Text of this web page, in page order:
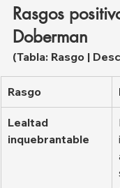
Rasgos
Doberman
(Tabla: Rasgo |
Rasgo
Lealtad
inquebrantable